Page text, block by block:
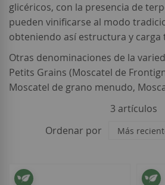
glicéricos, con la presencia de
pueden vinificarse al modo
obteniendo así estructura y carga
Otras denominaciones de la
Petits Grains (Moscatel de
Moscatel de grano menudo,
3 artículos
Ordenar por